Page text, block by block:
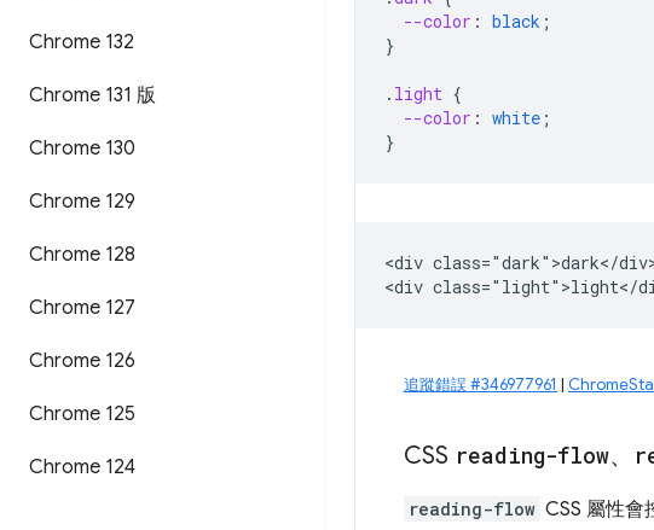
Chrome 132
Chrome 131 版
Chrome 130
Chrome 129
Chrome 128
Chrome 127
Chrome 126
Chrome 125
Chrome 124
--color : black ;
}
. light {
--color : white ;
}
<div class="dark">dark</
追蹤錯誤 #346977961 |
CSS reading-flow、
reading-flow CSS 屬性會